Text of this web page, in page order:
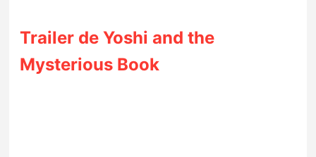
Trailer de Yoshi and the
Mysterious Book